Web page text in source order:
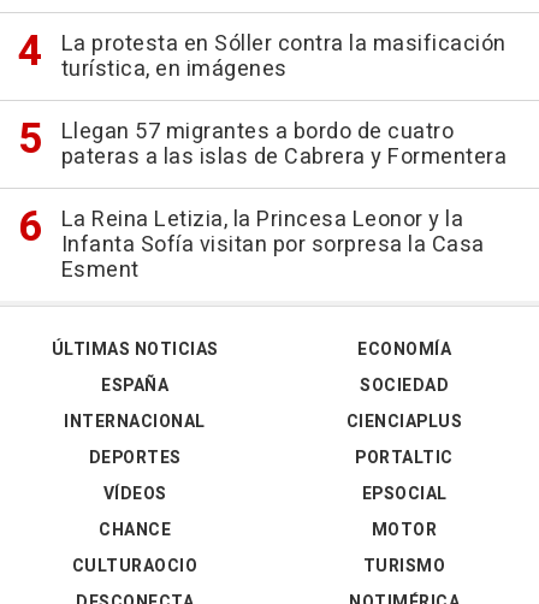
La protesta en Sóller contra la masificación
turística, en imágenes
Llegan 57 migrantes a bordo de cuatro
pateras a las islas de Cabrera y Formentera
La Reina Letizia, la Princesa Leonor y la
Infanta Sofía visitan por sorpresa la Casa
Esment
ÚLTIMAS NOTICIAS
ESPAÑA
INTERNACIONAL
DEPORTES
VÍDEOS
ECONOMÍA
SOCIEDAD
CIENCIAPLUS
PORTALTIC
EPSOCIAL
CHANCE
CULTURAOCIO
MOTOR
TURISMO